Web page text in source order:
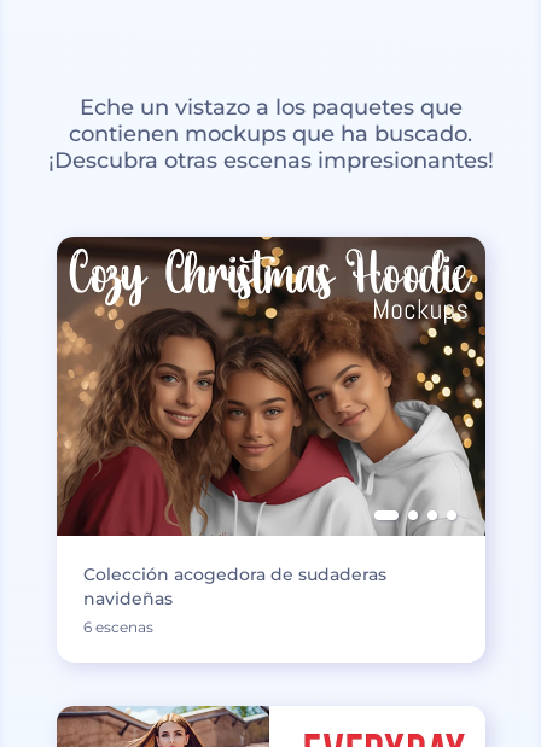
Eche un vistazo a los paquetes que
contienen mockups que ha buscado.
¡Descubra otras escenas impresionantes!
Colección acogedora de sudaderas
navideñas
6 escenas